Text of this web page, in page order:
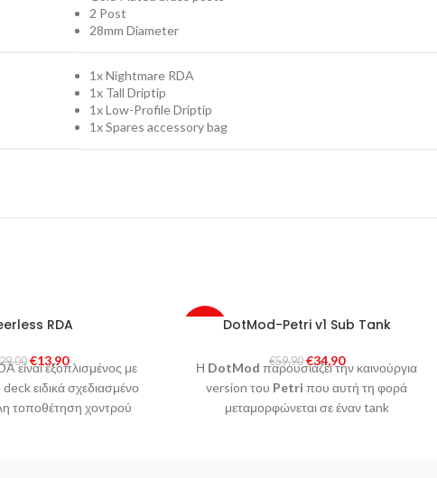
2 Post
28mm Diameter
1x Nightmare RDA
1x Tall Driptip
1x Low-Profile Driptip
1x Spares accessory bag
RDA
29,00 €13,90
είναι εξοπλισμένος με
ειδικά σχεδιασμένο
τοποθέτηση χοντρού
SOLD
DotMod-Petri v1 Sub Tank
€59,90 €34,90
Η DotMod παρουσιάζει την καινούργια
version του Petri που αυτή τη φορά
μεταμορφώνεται σε έναν tank